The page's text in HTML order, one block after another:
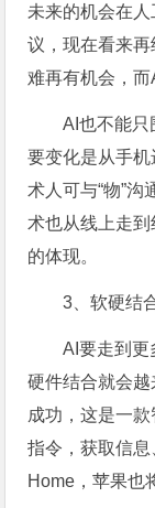
未来的机会在
议，现在看来
难再有机会，而
AI也不能只
要变化是从手
术人可与“物”沟
术也从线上走
的体现。
3、软硬结
AI要走到更
硬件结合就会
成功，这是一
指令，获取信
Home，苹果也